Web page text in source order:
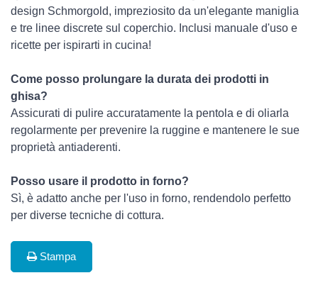
design Schmorgold, impreziosito da un'elegante maniglia
e tre linee discrete sul coperchio. Inclusi manuale d'uso e
ricette per ispirarti in cucina!
Come posso prolungare la durata dei prodotti in
ghisa?
Assicurati di pulire accuratamente la pentola e di oliarla
regolarmente per prevenire la ruggine e mantenere le sue
proprietà antiaderenti.
Posso usare il prodotto in forno?
Sì, è adatto anche per l'uso in forno, rendendolo perfetto
per diverse tecniche di cottura.
Stampa